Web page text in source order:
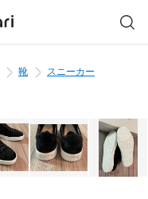
靴 スニーカー